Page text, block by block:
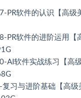
PR软件的认识【高级
PR软件的进阶运用【
AI软件实战练习【高级
习与进阶基础【高级